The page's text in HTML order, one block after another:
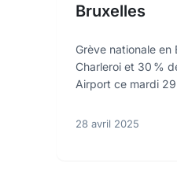
Bruxelles
Grève nationale en
Charleroi et 30 %
Airport ce mardi
28 avril 2025